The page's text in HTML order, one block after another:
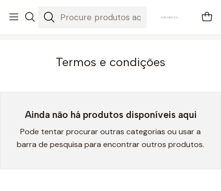
Termos e condições
Ainda não há produtos disponíveis aqui
Pode tentar procurar outras categorias ou usar a
barra de pesquisa para encontrar outros produtos.